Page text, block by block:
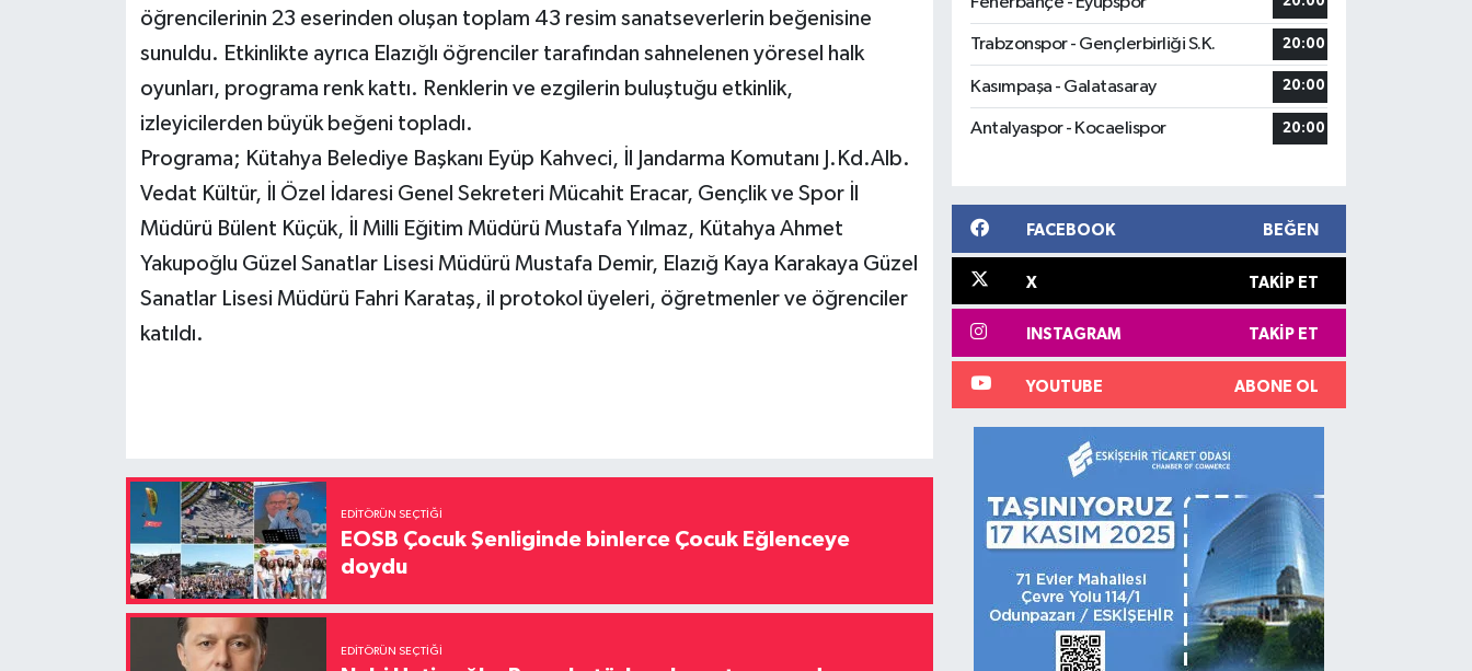
öğrencilerinin 23 eserinden oluşan toplam 43 resim sanatseverlerin beğenisine
sunuldu. Etkinlikte ayrıca Elazığlı öğrenciler tarafından sahnelenen yöresel halk
oyunları, programa renk kattı. Renklerin ve ezgilerin buluştuğu etkinlik,
izleyicilerden büyük beğeni topladı.
Programa; Kütahya Belediye Başkanı Eyüp Kahveci, İl Jandarma Komutanı J.Kd.Alb.
Vedat Kültür, İl Özel İdaresi Genel Sekreteri Mücahit Eracar, Gençlik ve Spor İl
Müdürü Bülent Küçük, İl Milli Eğitim Müdürü Mustafa Yılmaz, Kütahya Ahmet
Yakupoğlu Güzel Sanatlar Lisesi Müdürü Mustafa Demir, Elazığ Kaya Karakaya Güzel
Sanatlar Lisesi Müdürü Fahri Karataş, il protokol üyeleri, öğretmenler ve öğrenciler
katıldı.
EDITÖRÜN SEÇTIĞI
EOSB Çocuk Şenliginde binlerce Çocuk Eğlenceye
doydu
EDITÖRÜN SEÇTIĞI
Trabzonspor - Gençlerbirliği S.K. 20:00
Kasımpaşa - Galatasaray 20:00
Antalyaspor - Kocaelispor 20:00
FACEBOOK BEĞEN
X TAKIP ET
INSTAGRAM TAKIP ET
YOUTUBE ABONE OL